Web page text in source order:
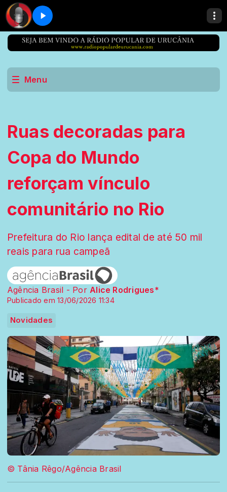
Menu
Ruas decoradas para
Copa do Mundo
reforçam vínculo
comunitário no Rio
Prefeitura do Rio lança edital de até 50 mil
reais para rua campeã
Agência Brasil - Por Alice Rodrigues*
Publicado em 13/06/2026 11:34
Novidades
© Tânia Rêgo/Agência Brasil